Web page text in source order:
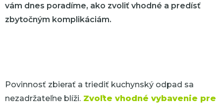
vám dnes poradíme, ako zvoliť vhodné a predísť
zbytočným komplikáciám.
Povinnosť zbierať a triediť kuchynský odpad sa
nezadržateľne blíži. Zvoľte vhodné vybavenie pre